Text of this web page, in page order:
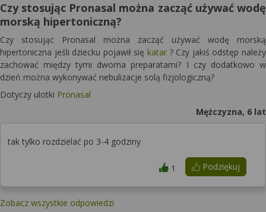
Czy stosując Pronasal można zacząć używać wodę
morską hipertoniczną?
Czy stosując Pronasal można zacząć używać wodę morską
hipertoniczna jeśli dziecku pojawił się katar? Czy jakiś odstęp należy
zachować między tymi dwoma preparatami? I czy dodatkowo w
dzień można wykonywać nebulizacje solą fizjologiczną?
Dotyczy ulotki Pronasal
Mężczyzna, 6 lat
tak tylko rozdzielać po 3-4 godziny
Podziękuj
1
Zobacz wszystkie odpowiedzi